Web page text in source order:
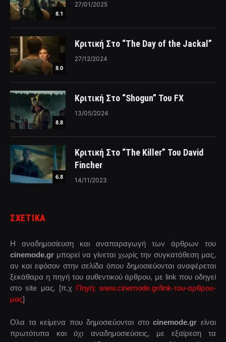
8.1
27/01/2025
8.0
Κριτική Στο “The Day of the Jackal”
27/12/2024
8.8
Κριτική Στο “Shogun” Του FX
13/05/2024
6.8
Κριτική Στο “The Killer” Του David
Fincher
14/11/2023
ΣΧΕΤΙΚΑ
Η αναδημοσίευση και αναπαραγωγή των άρθρων του
cinemode.gr μπορεί να γίνεται χωρίς την συγκατάθεση μας,
αν και εφόσον στην σελίδα όπου δημοσιεύονται αναφέρεται
ξεκάθαρα η πηγή του αυθεντικού άρθρου, με link που οδηγεί
στο site μας. [π.χ Πηγή: www.cinemode.gr/link-του-αρθρου-
μας]
Ολα τα κείμενα που δημοσιεύονται στοcinemode.gr είναι
πρωτότυπα και όχι αναδημοσιεύσεις, με εξαίρεση τα